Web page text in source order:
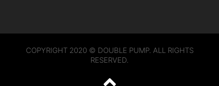
COPYRIGHT 2020 © DOUBLE PUMP. ALL RIGHTS
RESERVED.